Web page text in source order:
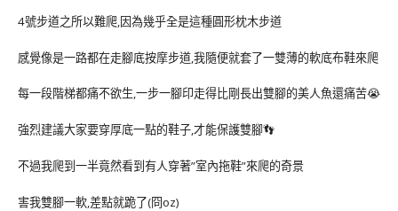
4號步道之所以難爬,因為幾乎全是這種圓形枕木步道
感覺像是一路都在走腳底按摩步道,我隨便就套了一雙薄的軟底布鞋來爬
每一段階梯都痛不欲生,一步一腳印走得比剛長出雙腳的美人魚還痛苦😭
強烈建議大家要穿厚底一點的鞋子,才能保護雙腳👣
不過我爬到一半竟然看到有人穿著”室內拖鞋”來爬的奇景
害我雙腳一軟,差點就跪了(冏oz)